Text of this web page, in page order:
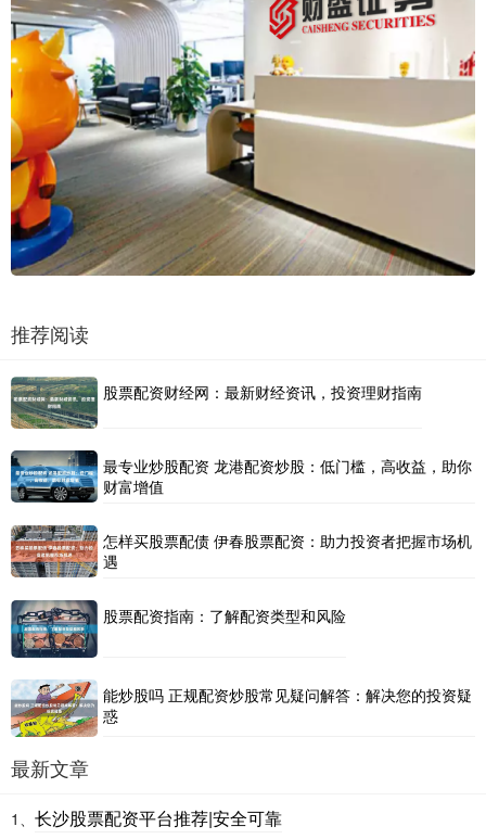
推荐阅读
股票配资财经网：最新财经资讯，投资理财指南
最专业炒股配资 龙港配资炒股：低门槛，高收益，助你
财富增值
怎样买股票配债 伊春股票配资：助力投资者把握市场机
遇
股票配资指南：了解配资类型和风险
能炒股吗 正规配资炒股常见疑问解答：解决您的投资疑
惑
最新文章
1、 长沙股票配资平台推荐|安全可靠